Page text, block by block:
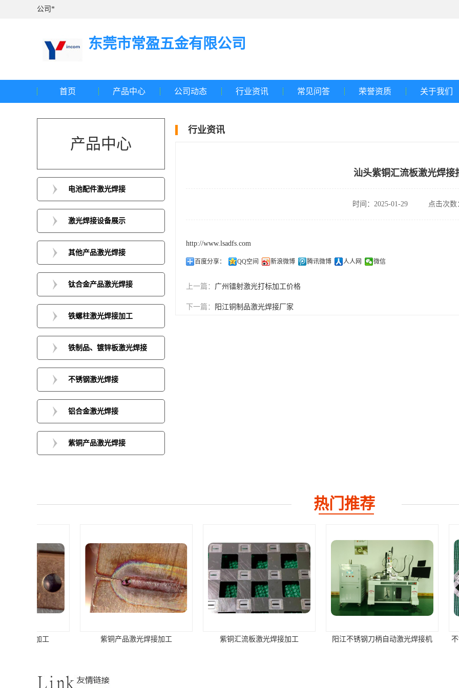
公司*
东莞市常盈五金有限公司
首页 产品中心 公司动态 行业资讯 常见问答 荣誉资质 关于我们
产品中心
电池配件激光焊接
激光焊接设备展示
其他产品激光焊接
钛合金产品激光焊接
铁螺柱激光焊接加工
铁制品、镀锌板激光焊接
不锈钢激光焊接
铝合金激光焊接
紫铜产品激光焊接
行业资讯
汕头紫铜汇流板激光焊接
时间：2025-01-29 点击次数
http://www.lsadfs.com
百度分享： QQ空间 新浪微博 腾讯微博 人人网 微信
上一篇： 广州镭射激光打标加工价格
下一篇： 阳江铜制品激光焊接厂家
热门推荐
紫铜产品激光焊接加工 紫铜汇流板激光焊接加工 阳江不锈钢刀柄自动激光焊接机 不锈钢窗花灯